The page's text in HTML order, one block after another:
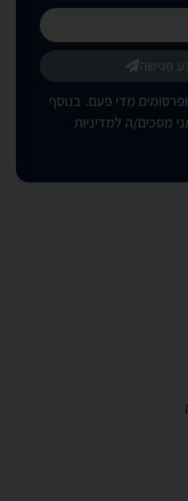
מדי פעם. בנוסף
מסכים/ה למדיניות
פגישה